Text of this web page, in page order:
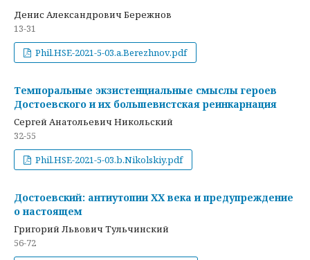
Денис Александрович Бережнов
13-31
Phil.HSE-2021-5-03.a.Berezhnov.pdf
Темпоральные экзистенциальные смыслы героев
Достоевского и их большевистская реинкарнация
Сергей Анатольевич Никольский
32-55
Phil.HSE-2021-5-03.b.Nikolskiy.pdf
Достоевский: антиутопии ХХ века и предупреждение
о настоящем
Григорий Львович Тульчинский
56-72